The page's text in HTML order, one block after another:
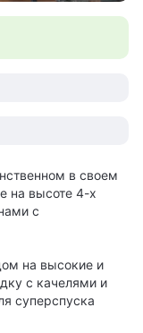
в своем
на высоте 4-х
с
на высокие и
с качелями и
суперспуска